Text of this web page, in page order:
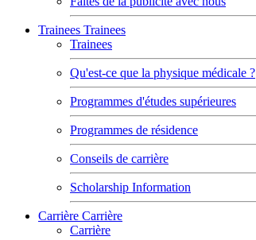
Trainees Trainees
Trainees
Qu'est-ce que la physique médicale ?
Programmes d'études supérieures
Programmes de résidence
Conseils de carrière
Scholarship Information
Carrière Carrière
Carrière